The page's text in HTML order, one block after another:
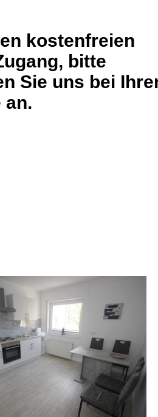
kostenfreien
bitte
Sie uns bei
an.